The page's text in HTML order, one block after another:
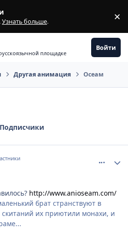
Узнать больше. ×
площадке
Войти
Другая анимация Осеам
http://www.anioseam.com/
брат странствуют в
их приютили монахи, и